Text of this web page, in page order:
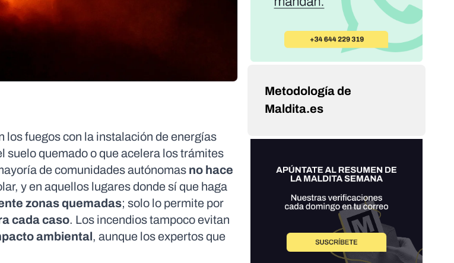
fuegos con la instalación de energías
quemado o que acelera los trámites
de comunidades autónomas no hace
y en aquellos lugares donde sí que haga
zonas quemadas; solo lo permite por
cada caso. Los incendios tampoco evitan
ambiental, aunque los expertos que
Metodología de
Maldita.es